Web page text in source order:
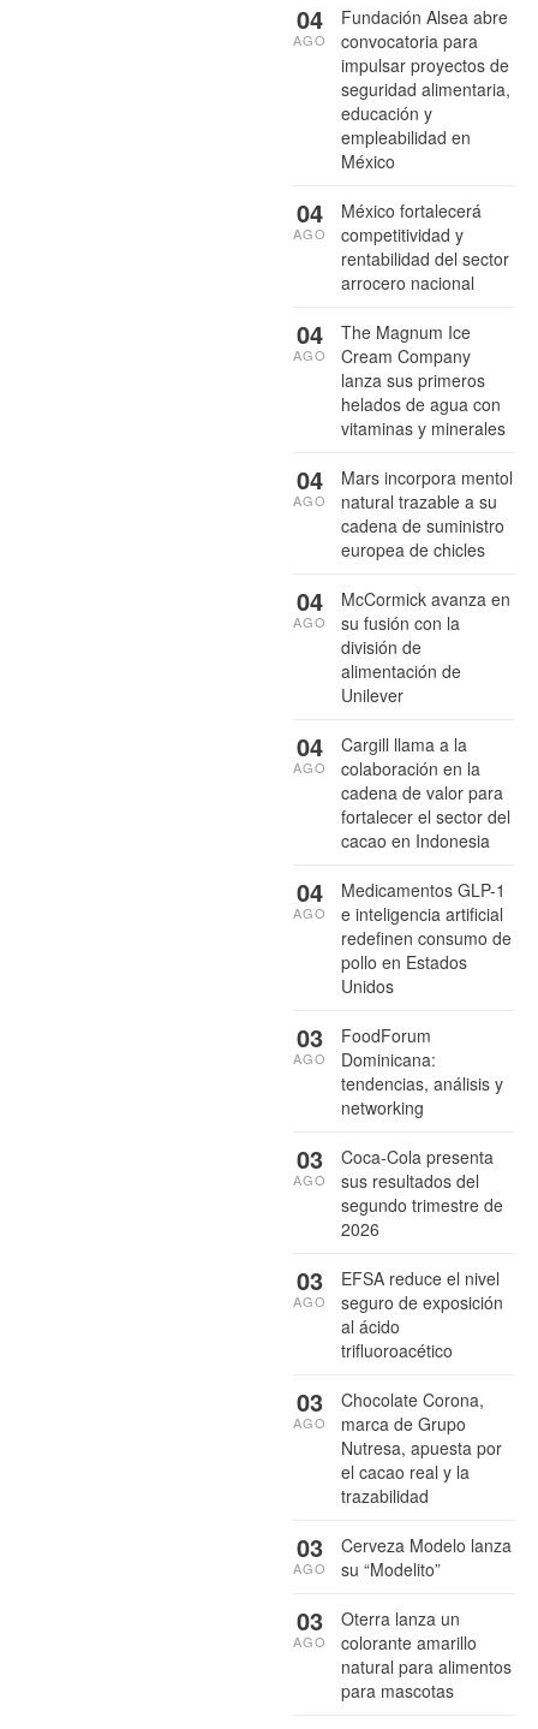
Fundación Alsea abre
convocatoria para
impulsar proyectos de
seguridad alimentaria,
educación y
empleabilidad en
México
04
AGO
México fortalecerá
competitividad y
rentabilidad del sector
arrocero nacional
04
AGO
The Magnum Ice
Cream Company
lanza sus primeros
helados de agua con
vitaminas y minerales
04
AGO
Mars incorpora mentol
natural trazable a su
cadena de suministro
europea de chicles
04
AGO
McCormick avanza en
su fusión con la
división de
alimentación de
Unilever
04
AGO
Cargill llama a la
colaboración en la
cadena de valor para
fortalecer el sector del
cacao en Indonesia
04
AGO
Medicamentos GLP-1
e inteligencia artificial
redefinen consumo de
pollo en Estados
Unidos
04
AGO
FoodForum
Dominicana:
tendencias, análisis y
networking
03
AGO
Coca-Cola presenta
sus resultados del
segundo trimestre de
2026
03
AGO
EFSA reduce el nivel
seguro de exposición
al ácido
trifluoroacético
03
AGO
Chocolate Corona,
marca de Grupo
Nutresa, apuesta por
el cacao real y la
trazabilidad
03
AGO
Cerveza Modelo lanza
su “Modelito”
03
AGO
Oterra lanza un
colorante amarillo
natural para alimentos
para mascotas
03
AGO